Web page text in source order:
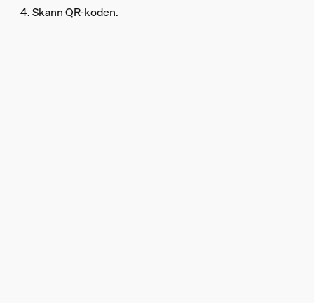
4. Skann QR-koden.